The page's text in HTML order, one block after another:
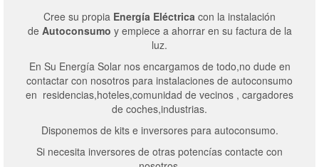
Cree su propia Energía Eléctrica con la instalación
de Autoconsumo y empiece a ahorrar en su factura de la
luz.
En Su Energía Solar nos encargamos de todo,no dude en
contactar con nosotros para instalaciones de autoconsumo
en residencias,hoteles,comunidad de vecinos , cargadores
de coches,industrias.
Disponemos de kits e inversores para autoconsumo.
Si necesita inversores de otras potencías contacte con